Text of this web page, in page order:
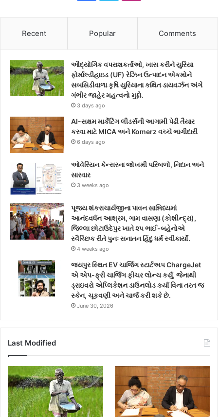
c
e
b
o
o
k
i
t
t
e
t
a
g
a
Recent Popular Comments
ઔદ્યોગિક વપરાશકર્તાઓ, ખાસ કરીને યુરિયા
ફોર્માલ્ડીહાઇડ (UF) રેઝિન ઉત્પાદન એકમોને
સબસિડીવાળા કૃષિ યુરિયાના કથિત ડાયવર્ઝન અંગે
ગંભીર જાહેર મહત્વનો મુદ્દો.
3 days ago
AI-સક્ષમ માર્કેટિંગ લીડર્સની આગામી પેઢી તૈયાર
કરવા માટે MICA અને Komerz વચ્ચે ભાગીદારી
6 days ago
ઓવેરિયન કેન્સરના જોખમી પરિબળો, નિદાન અને
સારવાર
3 weeks ago
પૂજ્ય શંકરાચાર્યજીના પાવન સાન્નિધ્યમાં
આનંદવર્ધન આશ્રમ, ગામ વાસણા (કોશીન્દ્રા),
જિલ્લા છોટાઉદેપુર ખાતે ૨૫ ભાઈ-બહેનોએ
સ્વૈચ્છિક રીતે પુનઃ સનાતન હિંદુ ધર્મ સ્વીકાર્યો.
4 weeks ago
જયપુર સ્થિત EV ચાર્જિંગ સ્ટાર્ટઅપ ChargeJet
એ એપ-ફ્રી ચાર્જિંગ ફીચર લોન્ચ કર્યું, જેનાથી
ડ્રાઇવરો એપ્લિકેશન ડાઉનલોડ કર્યા વિના તરત જ
સ્કેન, ચૂકવણી અને ચાર્જ કરી શકે છે.
June 30, 2026
Last Modified